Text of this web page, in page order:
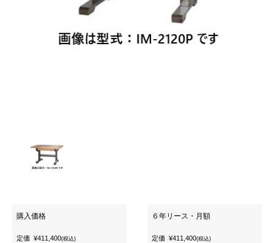
購入価格
定価 ¥411,400(税込)
６年リース・月額
定価 ¥411,400(税込)